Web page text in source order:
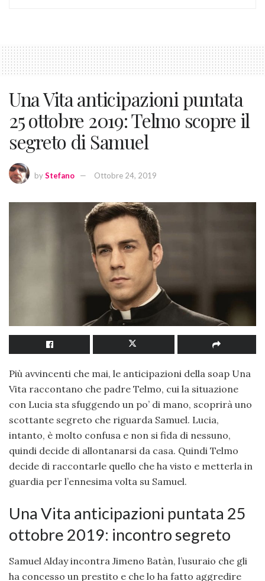
Una Vita anticipazioni puntata
25 ottobre 2019: Telmo scopre il
segreto di Samuel
byStefano Ottobre 24, 2019
Più avvincenti che mai, le anticipazioni della soap Una
Vita raccontano che padre Telmo, cui la situazione
con Lucia sta sfuggendo un po’ di mano, scoprirà uno
scottante segreto che riguarda Samuel. Lucia,
intanto, è molto confusa e non si fida di nessuno,
quindi decide di allontanarsi da casa. Quindi Telmo
decide di raccontarle quello che ha visto e metterla in
guardia per l’ennesima volta su Samuel.
Una Vita anticipazioni puntata 25
ottobre 2019: incontro segreto
Samuel Alday incontra Jimeno Batàn, l’usuraio che gli
ha concesso un prestito e che lo ha fatto aggredire